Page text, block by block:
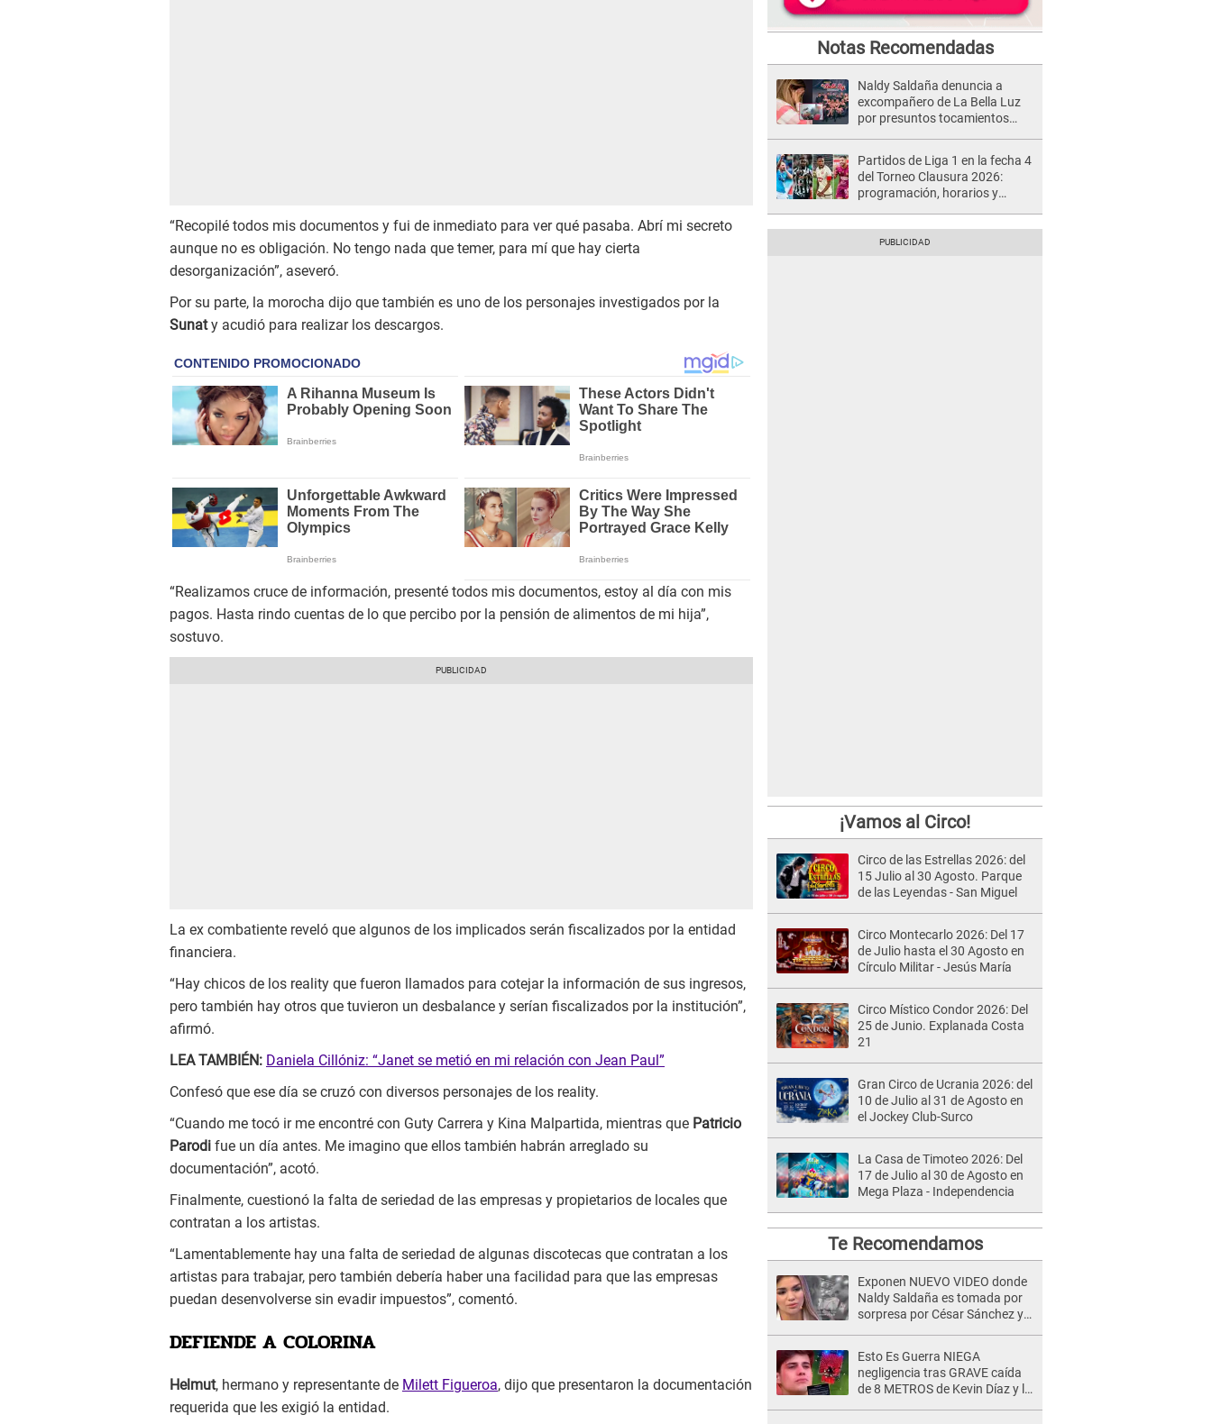
“Recopilé todos mis documentos y fui de inmediato para ver qué pasaba. Abrí mi secreto
aunque no es obligación. No tengo nada que temer, para mí que hay cierta
desorganización”, aseveró.
Por su parte, la morocha dijo que también es uno de los personajes investigados por la
Sunaty acudió para realizar los descargos.
“Realizamos cruce de información, presenté todos mis documentos, estoy al día con mis
pagos. Hasta rindo cuentas de lo que percibo por la pensión de alimentos de mi hija”,
sostuvo.
La ex combatiente reveló que algunos de los implicados serán fiscalizados por la entidad
financiera.
“Hay chicos de los reality que fueron llamados para cotejar la información de sus ingresos,
pero también hay otros que tuvieron un desbalance y serían fiscalizados por la institución”,
afirmó.
LEA TAMBIÉN: Daniela Cillóniz: “Janet se metió en mi relación con Jean Paul”
Confesó que ese día se cruzó con diversos personajes de los reality.
“Cuando me tocó ir me encontré con Guty Carrera y Kina Malpartida, mientras que Patricio
Parodi fue un día antes. Me imagino que ellos también habrán arreglado su
documentación”, acotó.
Finalmente, cuestionó la falta de seriedad de las empresas y propietarios de locales que
contratan a los artistas.
“Lamentablemente hay una falta de seriedad de algunas discotecas que contratan a los
artistas para trabajar, pero también debería haber una facilidad para que las empresas
puedan desenvolverse sin evadir impuestos”, comentó.
DEFIENDE A COLORINA
Helmut, hermano y representante de Milett Figueroa, dijo que presentaron la documentación
requerida que les exigió la entidad.
Notas Recomendadas
Naldy Saldaña denuncia a
excompañero de La Bella Luz
por presuntos tocamientos
Partidos de Liga 1 en la fecha 4
del Torneo Clausura 2026:
programación, horarios y
¡Vamos al Circo!
Circo de las Estrellas 2026: del
15 Julio al 30 Agosto. Parque
de las Leyendas - San Miguel
Circo Montecarlo 2026: Del 17
de Julio hasta el 30 Agosto en
Círculo Militar - Jesús María
Circo Místico Condor 2026: Del
25 de Junio. Explanada Costa
21
Gran Circo de Ucrania 2026: del
10 de Julio al 31 de Agosto en
el Jockey Club-Surco
La Casa de Timoteo 2026: Del
17 de Julio al 30 de Agosto en
Mega Plaza - Independencia
Te Recomendamos
Exponen NUEVO VIDEO donde
Naldy Saldaña es tomada por
sorpresa por César Sánchez y
Esto Es Guerra NIEGA
negligencia tras GRAVE caída
de 8 METROS de Kevin Díaz y lo